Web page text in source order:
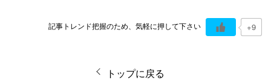
記事トレンド把握のため、気軽に押して下さい +9
トップに戻る